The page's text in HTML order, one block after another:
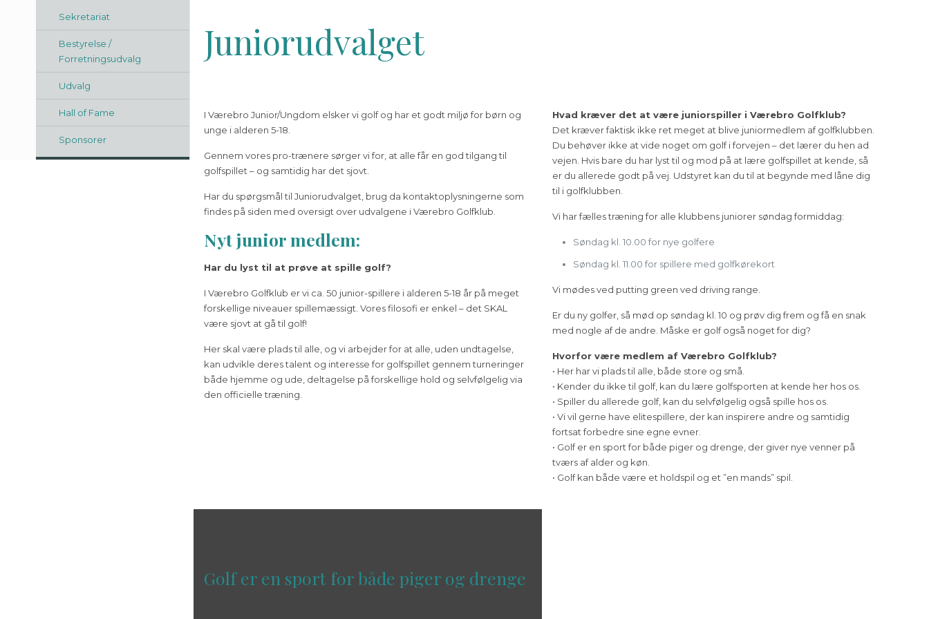
Juniorudvalget
I Værebro Junior/Ungdom elsker vi golf og har et godt miljø for børn og
unge i alderen 5-18.
Gennem vores pro-trænere sørger vi for, at alle får en god tilgang til
golfspillet – og samtidig har det sjovt.
Har du spørgsmål til Juniorudvalget, brug da kontaktoplysningerne som
findes på siden med oversigt over udvalgene i Værebro Golfklub.
Nyt junior medlem:
Har du lyst til at prøve at spille golf?
I Værebro Golfklub er vi ca. 50 junior-spillere i alderen 5-18 år på meget
forskellige niveauer spillemæssigt. Vores filosofi er enkel – det SKAL
være sjovt at gå til golf!
Her skal være plads til alle, og vi arbejder for at alle, uden undtagelse,
kan udvikle deres talent og interesse for golfspillet gennem turneringer
både hjemme og ude, deltagelse på forskellige hold og selvfølgelig via
den officielle træning.
Hvad kræver det at være juniorspiller i Værebro Golfklub?
Det kræver faktisk ikke ret meget at blive juniormedlem af golfklubben.
Du behøver ikke at vide noget om golf i forvejen – det lærer du hen ad
vejen. Hvis bare du har lyst til og mod på at lære golfspillet at kende, så
er du allerede godt på vej. Udstyret kan du til at begynde med låne dig
til i golfklubben.
Vi har fælles træning for alle klubbens juniorer søndag formiddag:
Søndag kl. 10.00 for nye golfere
Søndag kl. 11.00 for spillere med golfkørekort
Vi mødes ved putting green ved driving range.
Er du ny golfer, så mød op søndag kl. 10 og prøv dig frem og få en snak
med nogle af de andre. Måske er golf også noget for dig?
Hvorfor være medlem af Værebro Golfklub?
• Her har vi plads til alle, både store og små.
• Kender du ikke til golf, kan du lære golfsporten at kende her hos os.
• Spiller du allerede golf, kan du selvfølgelig også spille hos os.
• Vi vil gerne have elitespillere, der kan inspirere andre og samtidig
fortsat forbedre sine egne evner.
• Golf er en sport for både piger og drenge, der giver nye venner på
tværs af alder og køn.
• Golf kan både være et holdspil og et ”en mands” spil.
Golf er en sport for både piger og drenge
Sekretariat
Bestyrelse /
Forretningsudvalg
Udvalg
Hall of Fame
Sponsorer